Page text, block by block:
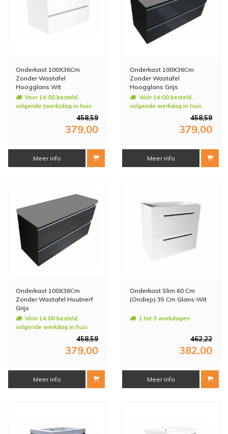
Onderkast 100X36Cm
Zonder Wastafel
Hoogglans Wit
Voor 14:00 besteld,
volgende (werk)dag in huis
458,59
379,00
Meer info
Onderkast 100X36Cm
Zonder Wastafel
Hoogglans Grijs
Vóór 14:00 besteld,
volgende werkdag in huis
458,59
379,00
Meer info
Onderkast 100X36Cm
Zonder Wastafel Houtnerf
Grijs
Vóór 14:00 besteld,
volgende werkdag in huis
458,59
379,00
Meer info
Onderkast Slim 60 Cm
(Ondiep) 35 Cm Glans-Wit
1 tot 3 werkdagen
462,22
382,00
Meer info